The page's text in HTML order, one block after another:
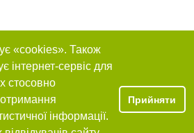
«cookies». Також
інтернет-сервіс для
стосовно
отримання
інформації.
Прийняти